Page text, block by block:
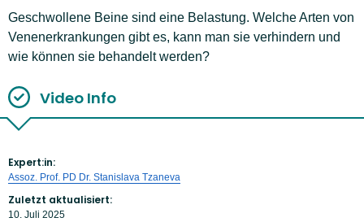
Geschwollene Beine sind eine Belastung. Welche Arten von
Venenerkrankungen gibt es, kann man sie verhindern und
wie können sie behandelt werden?
Video Info
Expert:in:
Assoz. Prof. PD Dr. Stanislava Tzaneva
Zuletzt aktualisiert:
10. Juli 2025